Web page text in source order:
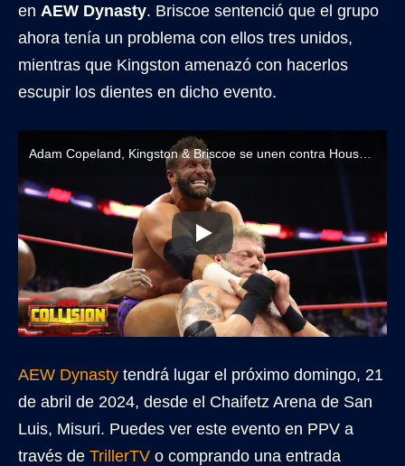
en AEW Dynasty. Briscoe sentenció que el grupo
ahora tenía un problema con ellos tres unidos,
mientras que Kingston amenazó con hacerlos
escupir los dientes en dicho evento.
AEW Dynasty tendrá lugar el próximo domingo, 21
de abril de 2024, desde el Chaifetz Arena de San
Luis, Misuri. Puedes ver este evento en PPV a
través de TrillerTV o comprando una entrada